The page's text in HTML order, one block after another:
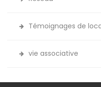
Témoignages de
vie associative